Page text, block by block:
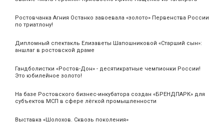
Ростовчанка Агния Останко завоевала «золото» Первенства России
по триатлону!
Дипломный спектакль Елизаветы Шапошниковой «Старший сын»:
аншлаг в ростовской драме
Гандболистки «Ростов-Дон» - десятикратные чемпионки России!
Это юбилейное золото!
На базе Ростовского бизнес-инкубатора создан «БРЕНДПАРК» для
субъектов МСП в сфере лёгкой промышленности
Выставка «Шолохов. Сквозь поколения»